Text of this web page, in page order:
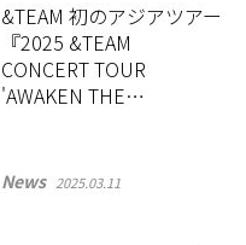
&TEAM 初のアジアツアー
『2025 &TEAM
CONCERT TOUR
'AWAKEN THE
News 2025.03.11